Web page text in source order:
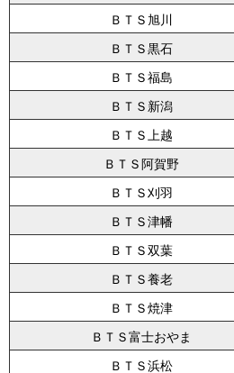
ＢＴＳ旭川
ＢＴＳ黒石
ＢＴＳ福島
ＢＴＳ新潟
ＢＴＳ上越
ＢＴＳ阿賀野
ＢＴＳ刈羽
ＢＴＳ津幡
ＢＴＳ双葉
ＢＴＳ養老
ＢＴＳ焼津
ＢＴＳ富士おやま
ＢＴＳ浜松